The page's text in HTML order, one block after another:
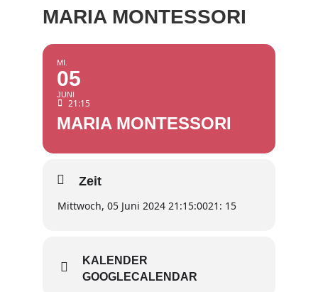
MARIA MONTESSORI
MI.
05
JUNI
21:15
MARIA MONTESSORI
Zeit
Mittwoch, 05 Juni 2024 21:15:0021: 15
KALENDER
GOOGLECALENDAR